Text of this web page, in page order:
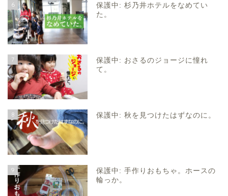
6
保護中: 杉乃井ホテルをなめてい
た。
7
保護中: おさるのジョージに憧れ
て。
8 保護中: 秋を見つけたはずなのに。
9
保護中: 手作りおもちゃ。ホースの
輪っか。